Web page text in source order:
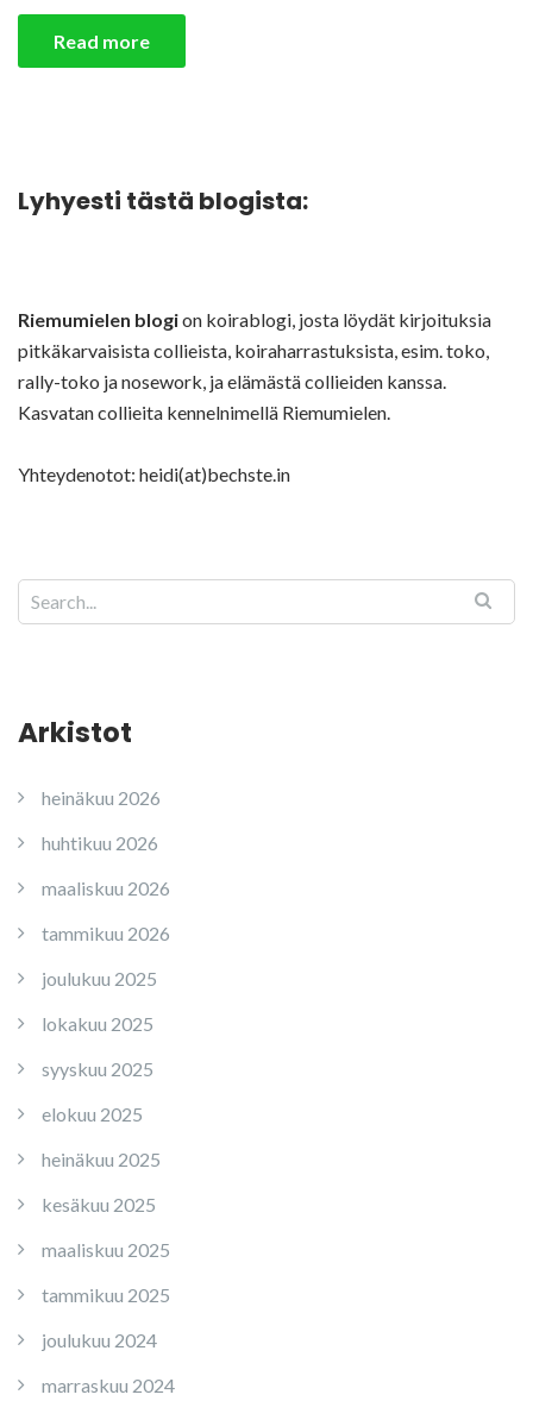
Read more
Lyhyesti tästä blogista:
Riemumielen blogion koirablogi, josta löydät kirjoituksia
pitkäkarvaisista collieista, koiraharrastuksista, esim. toko,
rally-toko ja nosework, ja elämästä collieiden kanssa.
Kasvatan collieita kennelnimellä Riemumielen.
Yhteydenotot: heidi(at)bechste.in
Arkistot
heinäkuu 2026
huhtikuu 2026
maaliskuu 2026
tammikuu 2026
joulukuu 2025
lokakuu 2025
syyskuu 2025
elokuu 2025
heinäkuu 2025
kesäkuu 2025
maaliskuu 2025
tammikuu 2025
joulukuu 2024
marraskuu 2024